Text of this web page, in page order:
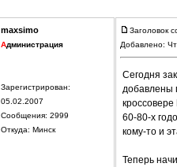
maxsimo
Администрация
Зарегистрирован:
05.02.2007
Сообщения: 2999
Откуда: Минск
Заголовок
Добавлено:
Сегодня
добавлены
кроссовере
60-80-х
кому-то и
Теперь